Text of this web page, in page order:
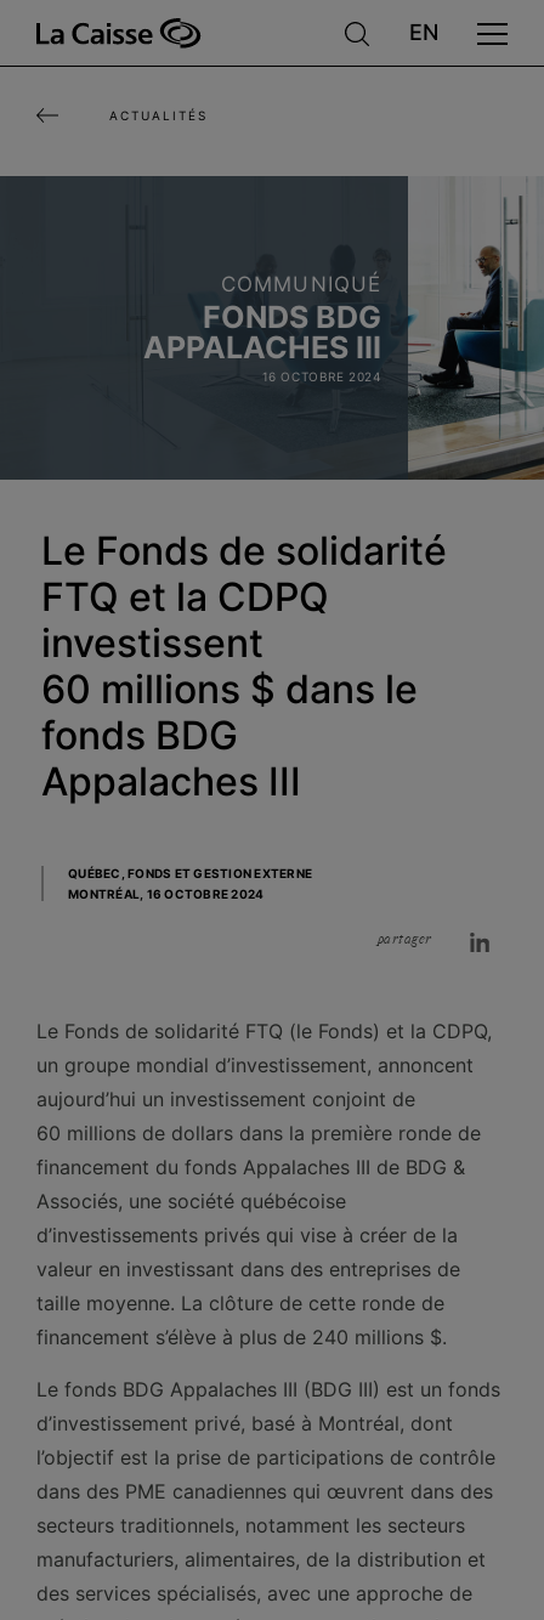
principal
ACTUALITÉS
COMMUNIQUÉ
FONDS BDG
APPALACHES III
16 OCTOBRE 2024
Le Fonds de solidarité
FTQ et la CDPQ
investissent
60 millions $ dans le
fonds BDG
Appalaches III
QUÉBEC, FONDS ET GESTION EXTERNE
MONTRÉAL, 16 OCTOBRE 2024
partager
Le Fonds de solidarité FTQ (le Fonds) et la CDPQ,
un groupe mondial d’investissement, annoncent
aujourd’hui un investissement conjoint de
60 millions de dollars dans la première ronde de
financement du fonds Appalaches III de BDG &
Associés, une société québécoise
d’investissements privés qui vise à créer de la
valeur en investissant dans des entreprises de
taille moyenne. La clôture de cette ronde de
financement s’élève à plus de 240 millions $.
Le fonds BDG Appalaches III (BDG III) est un fonds
d’investissement privé, basé à Montréal, dont
l’objectif est la prise de participations de contrôle
dans des PME canadiennes qui œuvrent dans des
secteurs traditionnels, notamment les secteurs
manufacturiers, alimentaires, de la distribution et
des services spécialisés, avec une approche de